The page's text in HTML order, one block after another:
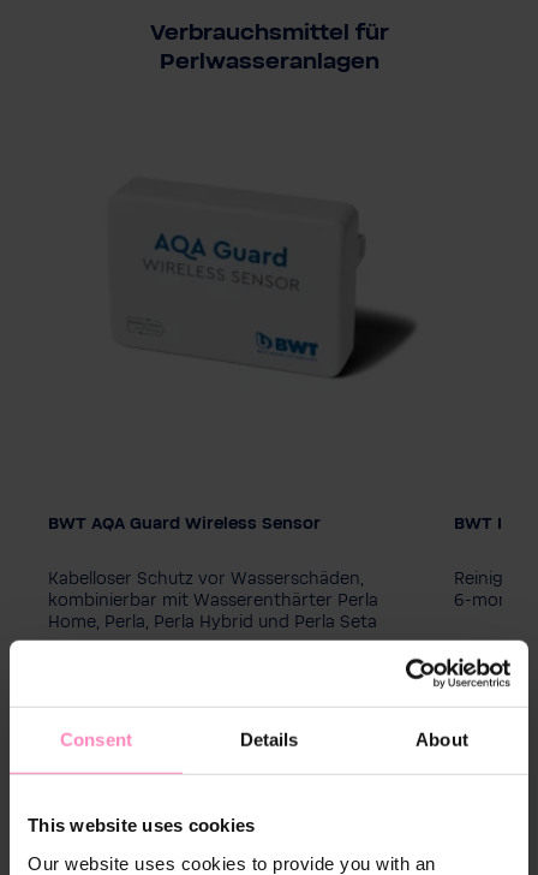
Consent Details About
This website uses cookies
Our website uses cookies to provide you with an
Verbrauchsmittel für
Perlwasseranlagen
BWT AQA Guard Wireless Sensor
Kabelloser Schutz vor Wasserschäden,
kombinierbar mit Wasserenthärter Perla
Home, Perla, Perla Hybrid und Perla Seta
BWT
6-
€ 43,90